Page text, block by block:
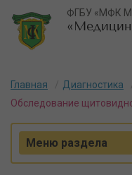
ФГБУ «МФК
Главная
Диагностика
Обследование
Меню раздела